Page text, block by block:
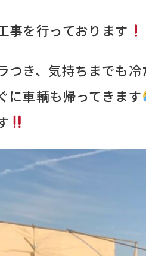
事を行っております
つき、気持ちまでも
に車輌も帰ってきます